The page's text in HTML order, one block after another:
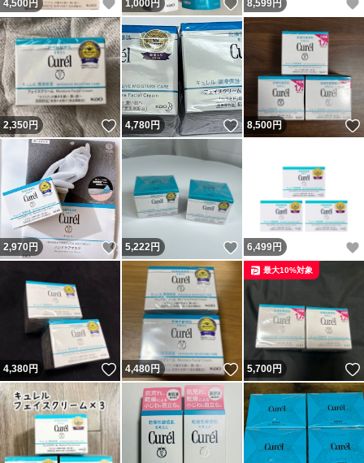
4,500円 いいね！
1,000円 いいね！
8,599円
2,350円 いいね！
4,780円 いいね！
8,500円
2,970円 いいね！
5,222円 いいね！
6,499円
4,380円 いいね！
4,480円 いいね！
5,700円
最大10%対象